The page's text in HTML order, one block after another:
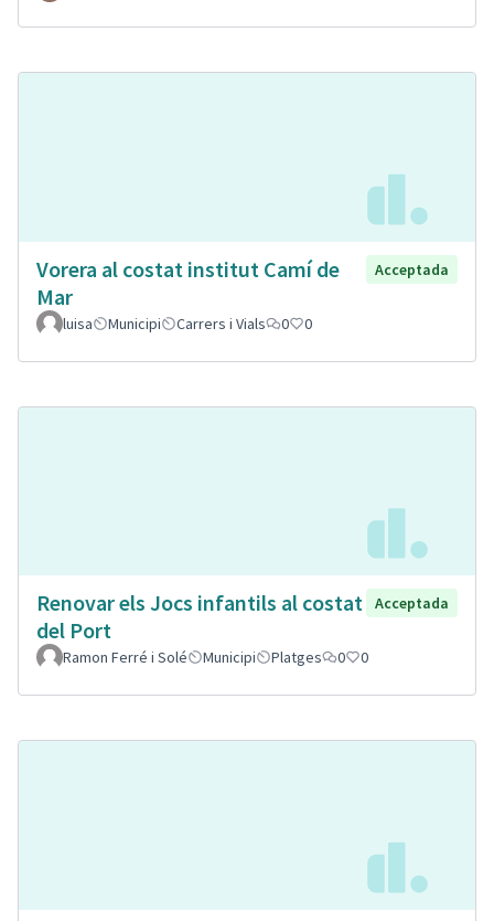
Vorera al costat institut Camí de
Mar
Acceptada
luisa Municipi Carrers i Vials 0 0
Renovar els Jocs infantils al costat
del Port
Acceptada
Ramon Ferré i Solé Municipi Platges 0 0